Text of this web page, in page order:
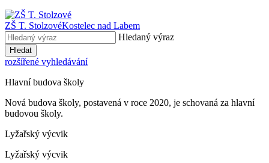
ZŠ T. StolzovéKostelec nad Labem
Hledaný výraz
Hledat
rozšířené vyhledávání
Hlavní budova školy
Nová budova školy, postavená v roce 2020, je schovaná za hlavní
budovou školy.
Lyžařský výcvik
Lyžařský výcvik